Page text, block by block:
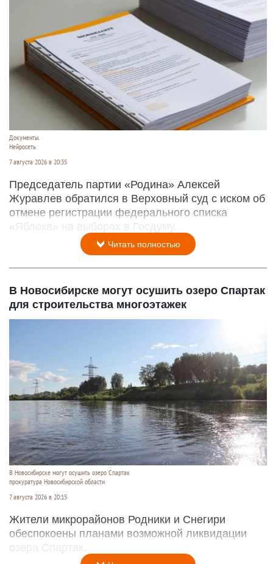
Документы.
Нейросеть
7 августа 2026 в 20:35
Председатель партии «Родина» Алексей
Журавлев обратился в Верховный суд с иском об
отмене регистрации федерального списка
«Яблока» на выборах в Госдуму.
Читать полностью
В Новосибирске могут осушить озеро Спартак
для строительства многоэтажек
В Новосибирске могут осушить озеро Спартак
прокуратура Новосибирской области
7 августа 2026 в 20:15
Жители микрорайонов Родники и Снегири
обеспокоены планами возможной ликвидации
озера Спартак.